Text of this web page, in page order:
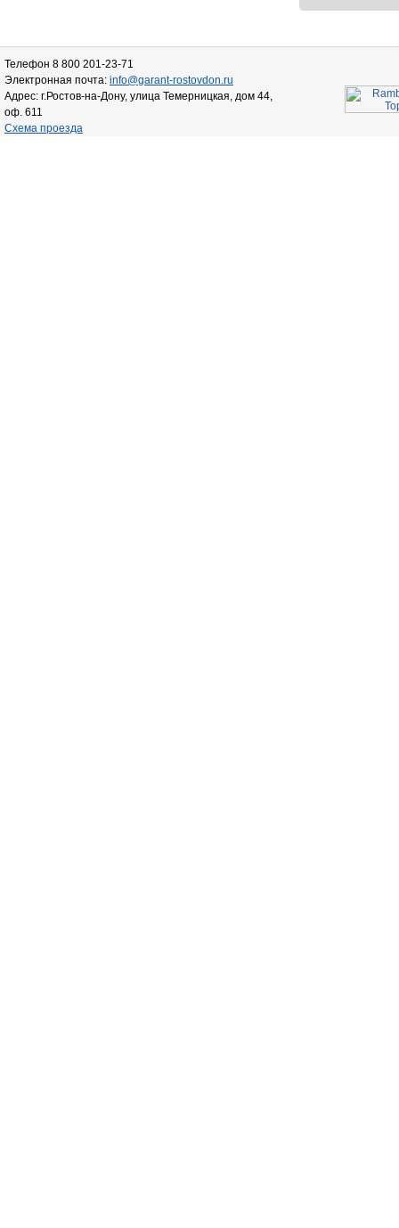
Телефон 8 800 201-23-71
Электронная почта: info@garant-rostovdon.ru
Адрес: г.Ростов-на-Дону, улица Темерницкая, дом 44,
оф. 611
Схема проезда